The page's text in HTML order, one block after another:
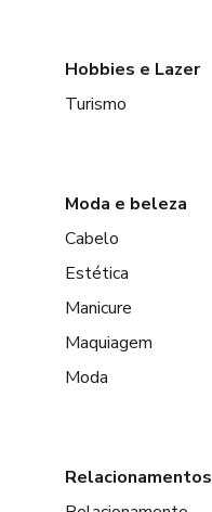
Hobbies e Lazer
Turismo
Moda e beleza
Cabelo
Estética
Manicure
Maquiagem
Moda
Relacionamentos